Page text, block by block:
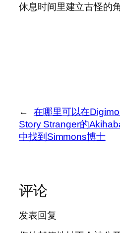
休息时间里建立古怪的角
←
在哪里可以在
Story Stranger的
中找到Simmons博士
评论
发表回复